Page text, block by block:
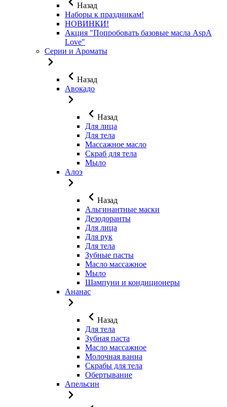
Назад
Наборы к праздникам!
НОВИНКИ!
Акция "Попробовать базовые масла AspA
Love"
Серии и Ароматы
Назад
Авокадо
Назад
Для лица
Для тела
Массажное масло
Скраб для тела
Мыло
Алоэ
Назад
Альгинантные маски
Дезодоранты
Для лица
Для рук
Для тела
Зубные пасты
Масло массажное
Мыло
Шампуни и кондиционеры
Ананас
Назад
Для тела
Зубная паста
Масло массажное
Молочная ванна
Скрабы для тела
Обертывание
Апельсин